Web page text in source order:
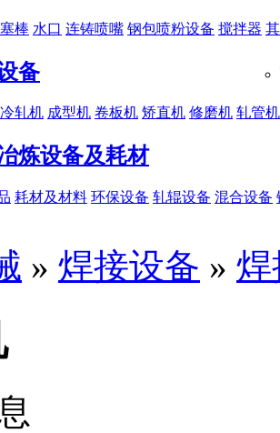
塞棒 水口 连铸喷嘴 钢包喷粉设备 搅拌器
备
冷轧机 成型机 卷板机 矫直机 修磨机 轧管机
炼设备及耗材
耗材及材料 环保设备 轧辊设备 混合设备
» 焊接设备 » 焊